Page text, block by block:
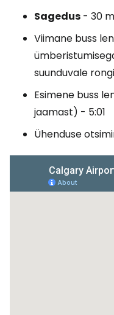
Sagedus - 30
Viimane buss
suunduvale
Esimene buss
jaamast) - 5:01
Ühenduse